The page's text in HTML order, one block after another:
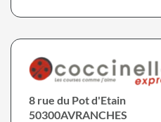
8 rue du Pot d'Etain
50300AVRANCHES